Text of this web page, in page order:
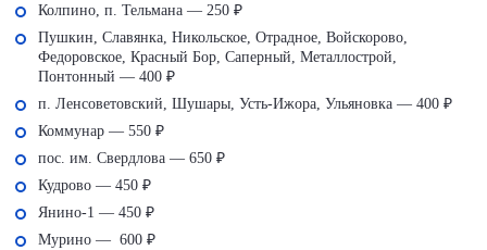
Колпино, п. Тельмана — 250 ₽
Пушкин, Славянка, Никольское, Отрадное, Войскорово,
Федоровское, Красный Бор, Саперный, Металлострой,
Понтонный — 400 ₽
п. Ленсоветовский, Шушары, Усть-Ижора, Ульяновка — 400 ₽
Коммунар — 550 ₽
пос. им. Свердлова — 650 ₽
Кудрово — 450 ₽
Янино-1 — 450 ₽
Мурино — 600 ₽